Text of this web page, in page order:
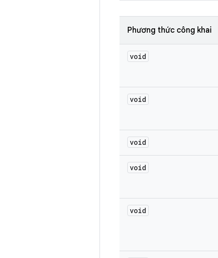
Phương thức công khai
void
void
void
void
void